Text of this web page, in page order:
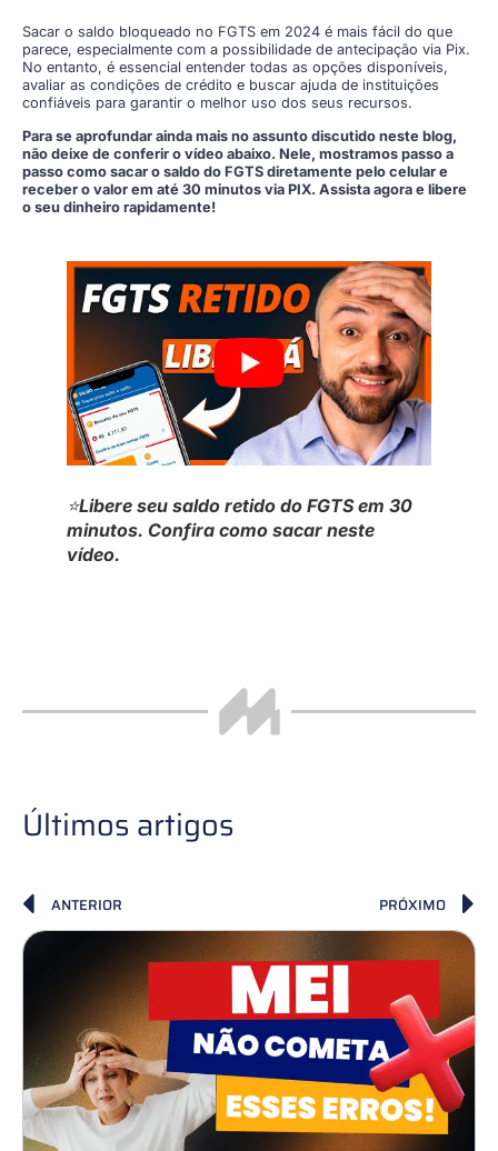
Sacar o saldo bloqueado no FGTS em 2024 é mais fácil do que
parece, especialmente com a possibilidade de antecipação via Pix.
No entanto, é essencial entender todas as opções disponíveis,
avaliar as condições de crédito e buscar ajuda de instituições
confiáveis para garantir o melhor uso dos seus recursos.
Para se aprofundar ainda mais no assunto discutido neste blog,
não deixe de conferir o vídeo abaixo. Nele, mostramos passo a
passo como sacar o saldo do FGTS diretamente pelo celular e
receber o valor em até 30 minutos via PIX. Assista agora e libere
o seu dinheiro rapidamente!
⭐Libere seu saldo retido do FGTS em 30
minutos. Confira como sacar neste
vídeo.
Últimos artigos
ANTERIOR PRÓXIMO